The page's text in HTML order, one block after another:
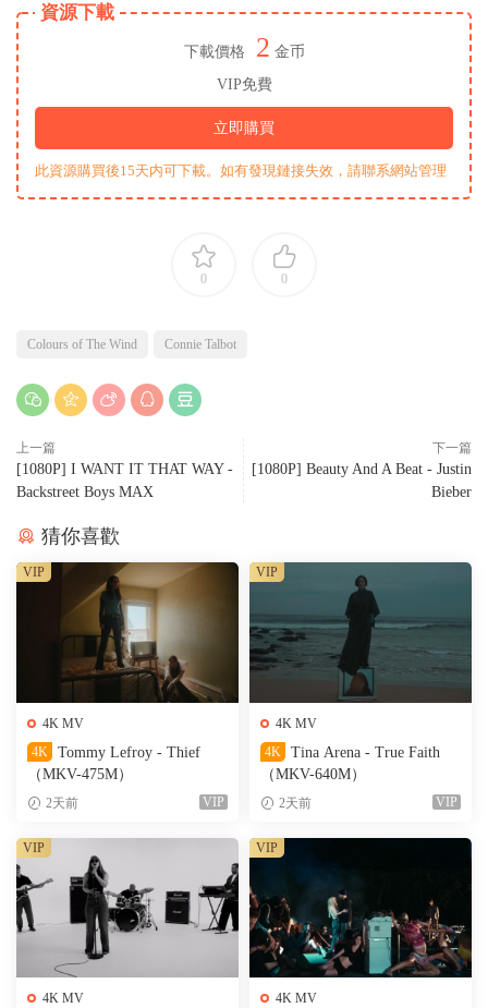
資源下載
下載價格 2 金币
VIP免費
立即購買
此資源購買後15天内可下載。如有發現鏈接失效，請聯系網站管理
0 0
Colours of The Wind Connie Talbot
上一篇
[1080P] I WANT IT THAT WAY -
Backstreet Boys MAX
下一篇
[1080P] Beauty And A Beat - Justin
Bieber
猜你喜歡
4K MV
4K
Tommy Lefroy - Thief
（MKV-475M）
2天前 VIP
VIP
4K MV
4K
Tina Arena - True Faith
（MKV-640M）
2天前 VIP
VIP
4K MV
VIP
4K MV
VIP